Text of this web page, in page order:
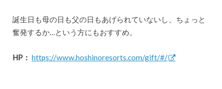
誕生日も母の日も父の日もあげられていないし、ちょっと
奮発するか…という方にもおすすめ。
HP： https://www.hoshinoresorts.com/gift/#/